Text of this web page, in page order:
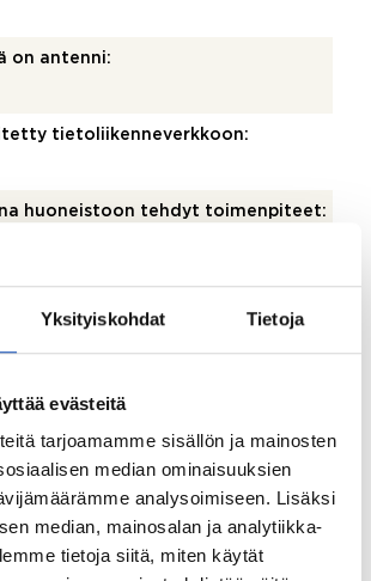
Yksityiskohdat Tietoja
evästeitä
tarjoamamme sisällön ja mainosten
median ominaisuuksien
analysoimiseen. Lisäksi
median, mainosalan ja analytiikka-
tietoja siitä, miten käytät
on antenni:
tietoliikenneverkkoon:
huoneistoon tehdyt toimenpiteet:
Otsontornit
tunnus: